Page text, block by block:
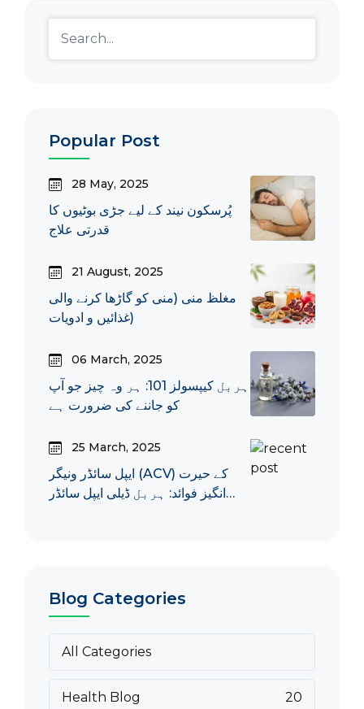
Popular Post
28 May, 2025
پُرسکون نیند کے لیے جڑی بوٹیوں کا
قدرتی علاج
21 August, 2025
مغلظ منی (منی کو گاڑھا کرنے والی
غذائیں و ادویات)
06 March, 2025
ہربل کیپسولز 101: ہر وہ چیز جو آپ
کو جاننے کی ضرورت ہے
25 March, 2025
ایپل سائڈر ونیگر (ACV) کے حیرت
انگیز فوائد: ہربل ڈیلی ایپل سائڈر
Blog Categories
All Categories
Health Blog 20